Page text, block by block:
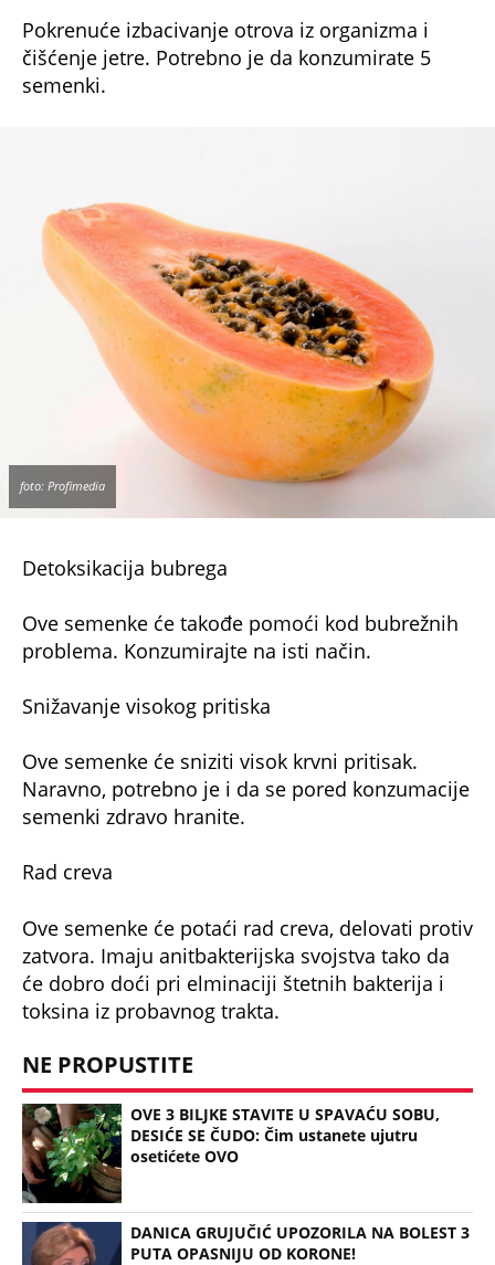
Pokrenuće izbacivanje otrova iz organizma i
čišćenje jetre. Potrebno je da konzumirate 5
semenki.
foto: Profimedia
Detoksikacija bubrega
Ove semenke će takođe pomoći kod bubrežnih
problema. Konzumirajte na isti način.
Snižavanje visokog pritiska
Ove semenke će sniziti visok krvni pritisak.
Naravno, potrebno je i da se pored konzumacije
semenki zdravo hranite.
Rad creva
Ove semenke će potaći rad creva, delovati protiv
zatvora. Imaju anitbakterijska svojstva tako da
će dobro doći pri elminaciji štetnih bakterija i
toksina iz probavnog trakta.
NE PROPUSTITE
OVE 3 BILJKE STAVITE U SPAVAĆU SOBU,
DESIĆE SE ČUDO: Čim ustanete ujutru
osetićete OVO
DANICA GRUJUČIĆ UPOZORILA NA BOLEST 3
PUTA OPASNIJU OD KORONE!